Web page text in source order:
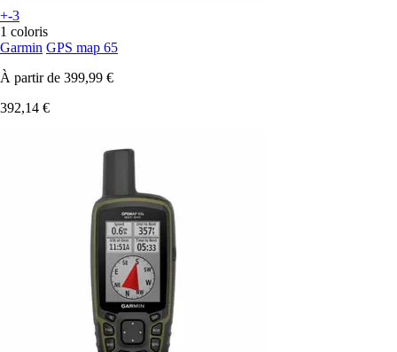
+-3
1 coloris
Garmin GPS map 65
À partir de 399,99 €
392,14 €